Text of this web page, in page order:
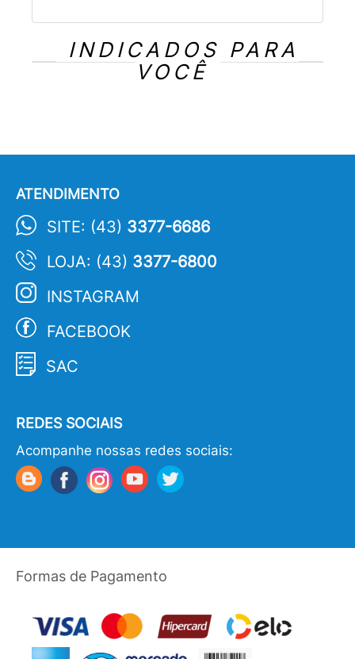
INDICADOS PARA
VOCÊ
ATENDIMENTO
SITE: (43) 3377-6686
LOJA: (43) 3377-6800
INSTAGRAM
FACEBOOK
SAC
REDES SOCIAIS
Acompanhe nossas redes sociais:
Formas de Pagamento